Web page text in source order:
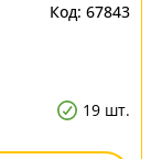
67843
19 шт.